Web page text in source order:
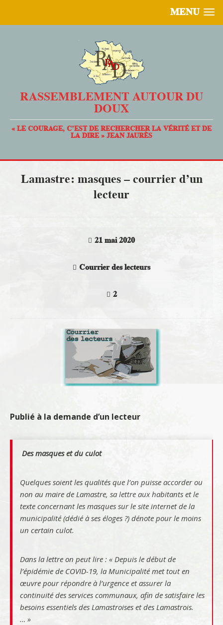
MENU
RASSEMBLEMENT AUTOUR DU
DOUX
« LE COURAGE, C’EST DE RECHERCHER LA VÉRITÉ ET DE
LA DIRE » JEAN JAURÈS
Lamastre: masques – courrier d’un
lecteur
21 mai 2020
Courrier des lecteurs
2
Publié à la demande d’un lecteur
Des masques et du culot
Quelques soient les qualités que l’on puisse accorder ou
non au maire de Lamastre, sa lettre aux habitants et le
texte concernant les masques sur le site internet de la
municipalité (dédié à ses éloges ?) dénote pour le moins
un certain culot.
Dans la lettre on peut lire : « Depuis le début de
l’épidémie de COVID-19, la Municipalité met tout en
œuvre pour répondre à l’urgence et assurer la
continuité des services communaux, afin de satisfaire les
besoins essentiels des Lamastroises et des Lamastrois.
… »